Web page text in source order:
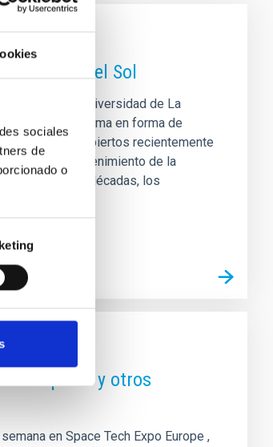
sociales
de
o
en el Sol
(IAC) y la Universidad de La
de plasma en forma de
descubiertos recientemente
y el mantenimiento de la
Durante décadas, los
Espacio y otros
en Space Tech Expo Europe ,